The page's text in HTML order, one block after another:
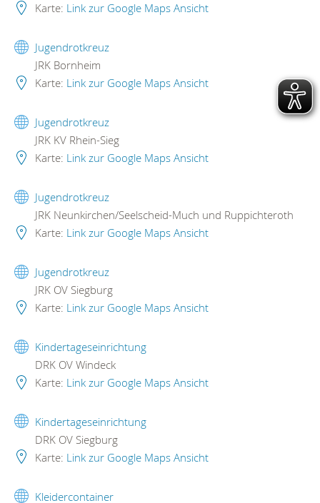
Karte: Link zur Google Maps Ansicht
Jugendrotkreuz
JRK Bornheim
Karte: Link zur Google Maps Ansicht
Jugendrotkreuz
JRK KV Rhein-Sieg
Karte: Link zur Google Maps Ansicht
Jugendrotkreuz
JRK Neunkirchen/Seelscheid-Much und Ruppichteroth
Karte: Link zur Google Maps Ansicht
Jugendrotkreuz
JRK OV Siegburg
Karte: Link zur Google Maps Ansicht
Kindertageseinrichtung
DRK OV Windeck
Karte: Link zur Google Maps Ansicht
Kindertageseinrichtung
DRK OV Siegburg
Karte: Link zur Google Maps Ansicht
Kleidercontainer